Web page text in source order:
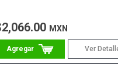
MXN
Ver